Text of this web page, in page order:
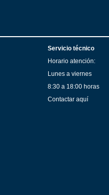
Servicio técnico
Horario atención:
Lunes a viernes
8:30 a 18:00 horas
Contactar aquí